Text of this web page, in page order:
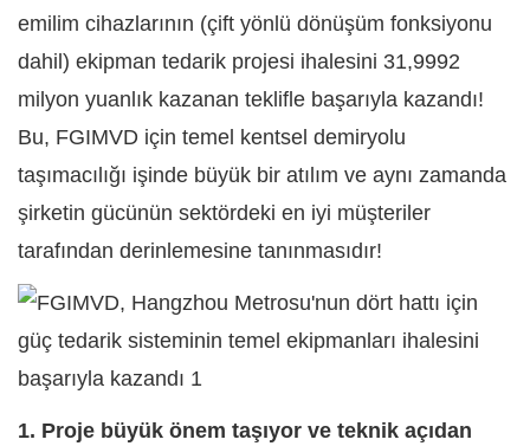
emilim cihazlarının (çift yönlü dönüşüm fonksiyonu
dahil) ekipman tedarik projesi ihalesini 31,9992
milyon yuanlık kazanan teklifle başarıyla kazandı!
Bu, FGIMVD için temel kentsel demiryolu
taşımacılığı işinde büyük bir atılım ve aynı zamanda
şirketin gücünün sektördeki en iyi müşteriler
tarafından derinlemesine tanınmasıdır!
1. Proje büyük önem taşıyor ve teknik açıdan